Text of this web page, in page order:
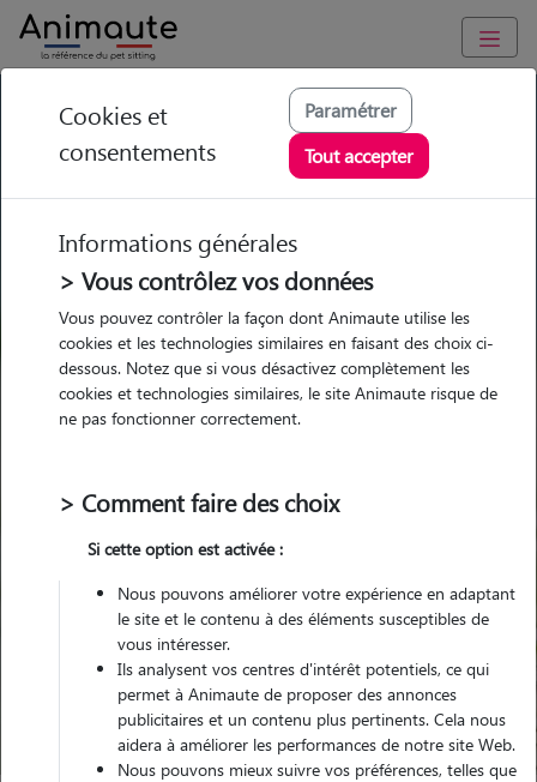
GARDE ANIMAUX à Esvres : Garde chien et chat en famille ou
à domicile, visites et promenades
Trouvez une garde animaux à
Esvres
Parmi nos 14 pet-sitters à Esvres
Garde
chez le Pet Sitter
Garde
chez le Pet Sitter
Pour quel animal ?
Trouver mon Pet Sitter
Cookies et
consentements
Paramétrer
Tout accepter
Informations générales
> Vous contrôlez vos données
Vous pouvez contrôler la façon dont Animaute utilise les
cookies et les technologies similaires en faisant des choix ci-
dessous. Notez que si vous désactivez complètement les
cookies et technologies similaires, le site Animaute risque de
ne pas fonctionner correctement.
> Comment faire des choix
Si cette option est activée :
Nous pouvons améliorer votre expérience en adaptant
le site et le contenu à des éléments susceptibles de
vous intéresser.
Ils analysent vos centres d'intérêt potentiels, ce qui
permet à Animaute de proposer des annonces
publicitaires et un contenu plus pertinents. Cela nous
aidera à améliorer les performances de notre site Web.
Nous pouvons mieux suivre vos préférences, telles que